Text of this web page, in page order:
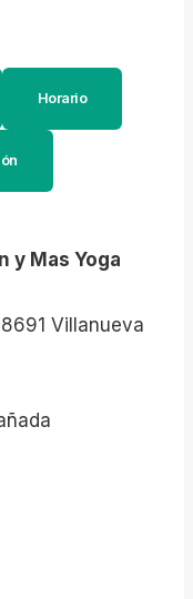
Horario
y Mas Yoga
Villanueva